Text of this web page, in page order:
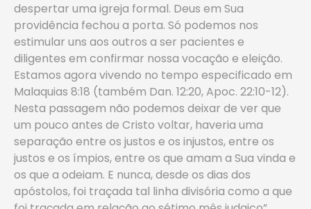
despertar uma igreja formal. Deus em Sua
providência fechou a porta. Só podemos nos
estimular uns aos outros a ser pacientes e
diligentes em confirmar nossa vocação e eleição.
Estamos agora vivendo no tempo especificado em
Malaquias 8:18 (também Dan. 12:20, Apoc. 22:10-12).
Nesta passagem não podemos deixar de ver que
um pouco antes de Cristo voltar, haveria uma
separação entre os justos e os injustos, entre os
justos e os ímpios, entre os que amam a Sua vinda e
os que a odeiam. E nunca, desde os dias dos
apóstolos, foi traçada tal linha divisória como a que